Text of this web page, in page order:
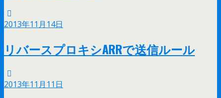
2013年11月14日
リバースプロキシARRで送信ルール
2013年11月11日